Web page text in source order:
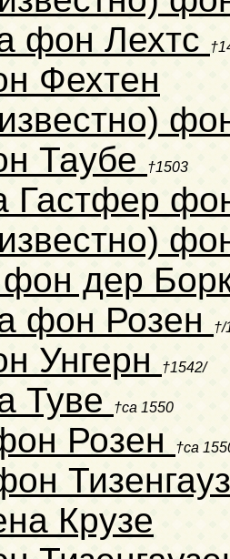
фон Лехтс
Фехтен
Таубе
†1503
Гастфер
фон дер
фон Розен
†/
Унгерн †1542/
Туве †ca 1550
Розен †ca
Крузе